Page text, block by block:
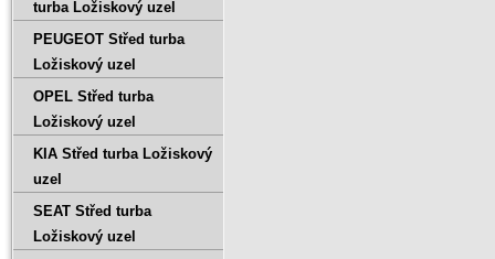
turba Ložiskový uzel
PEUGEOT Střed turba
Ložiskový uzel
OPEL Střed turba
Ložiskový uzel
KIA Střed turba Ložiskový
uzel
SEAT Střed turba
Ložiskový uzel